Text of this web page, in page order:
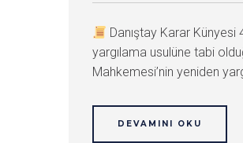
Danıştay Karar
yargılama usulüne tabi
Mahkemesi’nin yeniden
DEVAMINI OKU